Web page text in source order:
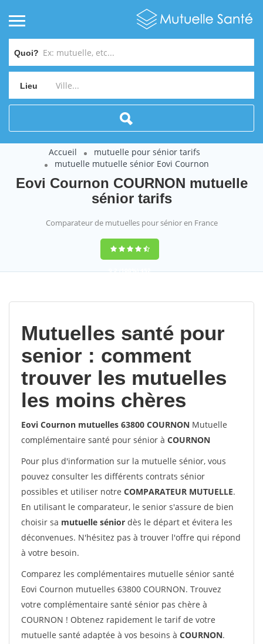
Quoi?
Lieu
Accueil
mutuelle pour sénior tarifs
mutuelle mutuelle sénior Eovi Cournon
Eovi Cournon COURNON mutuelle
sénior tarifs
Comparateur de mutuelles pour sénior en France
9,2(100%)452
Mutuelles santé pour
senior : comment
trouver les mutuelles
les moins chères
Eovi Cournon mutuelles 63800 COURNON Mutuelle
complémentaire santé pour sénior à COURNON
Pour plus d'information sur la mutuelle sénior, vous
pouvez consulter les différents contrats sénior
possibles et utiliser notre COMPARATEUR MUTUELLE.
En utilisant le comparateur, le senior s'assure de bien
choisir sa mutuelle sénior dès le départ et évitera les
déconvenues. N'hésitez pas à trouver l'offre qui répond
à votre besoin.
Comparez les complémentaires mutuelle sénior santé
Eovi Cournon mutuelles 63800 COURNON. Trouvez
votre complémentaire santé sénior pas chère à
COURNON ! Obtenez rapidement le tarif de votre
mutuelle santé adaptée à vos besoins à COURNON.